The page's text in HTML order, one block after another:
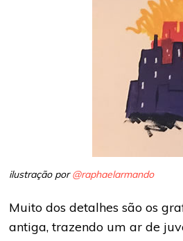
ilustração por@raphaelarmando
Muito dos detalhes são os
antiga, trazendo um ar de